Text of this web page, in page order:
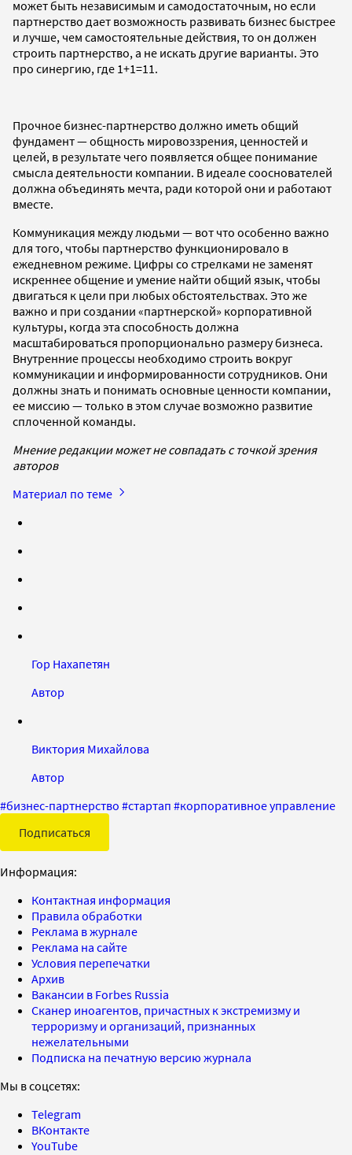
может быть независимым и самодостаточным, но если
партнерство дает возможность развивать бизнес быстрее
и лучше, чем самостоятельные действия, то он должен
строить партнерство, а не искать другие варианты. Это
про синергию, где 1+1=11.
Прочное бизнес-партнерство должно иметь общий
фундамент — общность мировоззрения, ценностей и
целей, в результате чего появляется общее понимание
смысла деятельности компании. В идеале сооснователей
должна объединять мечта, ради которой они и работают
вместе.
Коммуникация между людьми — вот что особенно важно
для того, чтобы партнерство функционировало в
ежедневном режиме. Цифры со стрелками не заменят
искреннее общение и умение найти общий язык, чтобы
двигаться к цели при любых обстоятельствах. Это же
важно и при создании «партнерской» корпоративной
культуры, когда эта способность должна
масштабироваться пропорционально размеру бизнеса.
Внутренние процессы необходимо строить вокруг
коммуникации и информированности сотрудников. Они
должны знать и понимать основные ценности компании,
ее миссию — только в этом случае возможно развитие
сплоченной команды.
Мнение редакции может не совпадать с точкой зрения
авторов
Материал по теме
Гор Нахапетян
Автор
Виктория Михайлова
Автор
#бизнес-партнерство #стартап #корпоративное управление
Подписаться
Информация:
Контактная информация
Правила обработки
Реклама в журнале
Реклама на сайте
Условия перепечатки
Архив
Вакансии в Forbes Russia
Сканер иноагентов, причастных к экстремизму и
терроризму и организаций, признанных
нежелательными
Подписка на печатную версию журнала
Мы в соцсетях:
Telegram
ВКонтакте
YouTube